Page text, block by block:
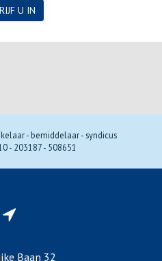
U IN
- bemiddelaar - syndicus
- 508651
Baan 32